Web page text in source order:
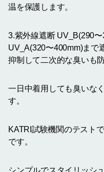
温を保護します。
3.紫外線遮断 UV_B(290〜
UV_A(320〜400mm)まで
抑制して二次的な臭いも
一日中着用しても臭いな
す。
KATRI試験機関のテスト
です。